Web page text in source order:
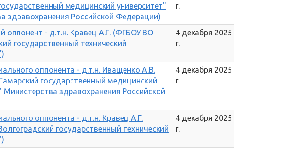
медицинский университет"
здравохранения Российской Федерации)
г.
оппонент - д.т.н. Кравец А.Г. (ФГБОУ ВО
государственный технический
4 декабря 2025
г.
оппонента - д.т.н. Иващенко А.В.
государственный медицинский
Министерства здравохранения Российской
4 декабря 2025
г.
оппонента - д.т.н. Кравец А.Г.
государственный технический
4 декабря 2025
г.